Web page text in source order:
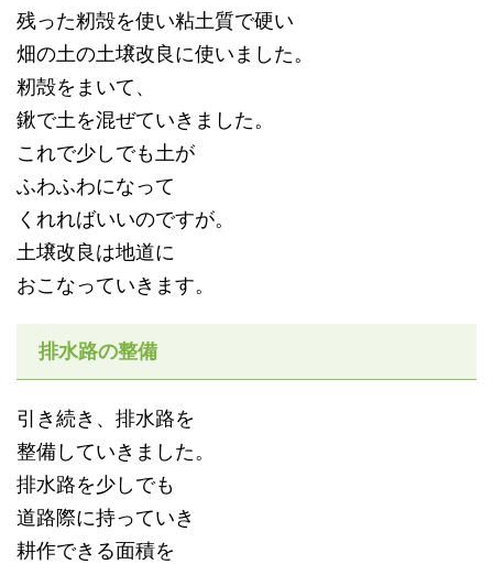
残った籾殻を使い粘土質で硬い
畑の土の土壌改良に使いました。
籾殻をまいて、
鍬で土を混ぜていきました。
これで少しでも土が
ふわふわになって
くれればいいのですが。
土壌改良は地道に
おこなっていきます。
排水路の整備
引き続き、排水路を
整備していきました。
排水路を少しでも
道路際に持っていき
耕作できる面積を